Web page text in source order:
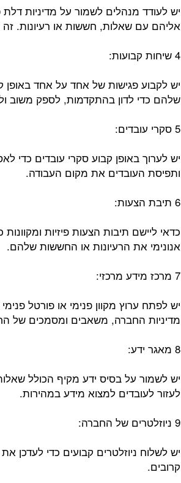
יש לעודד מנהלים לשמור על מדיניות
אליהם עם שאלות, חששות או רעיונות.
4 שיחות קבועות:
יש לקבוע פגישות של אחד על אחד באופן
שלהם כדי לדון בהתקדמות, לספק משוב
5 סקרי עובדים:
יש לערוך באופן קבוע סקרי עובדים כדי
ותפיסת העובדים את מקום העבודה.
6 תיבת הצעות:
כדאי ליישם תיבות הצעות פיזיות
אנונימי את הרעיונות או החששות שלהם.
7 מרכז מידע מרכזי:
יש לפתח ערוץ מקוון פנימי או פורטל
מדיניות החברה, משאבים ומסמכים של
8 מאגר ידע:
יש לשמור על בסיס ידע מקיף הכולל
לעזור לעובדים למצוא מידע במהירות.
9 ניוזלטרים של החברה:
יש לשלוח ניוזלטרים קבועים כדי לעדכן
קרובים.